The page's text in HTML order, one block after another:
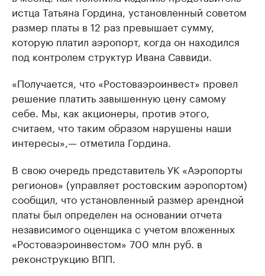
истца Татьяна Гордина, установленный советом
размер платы в 12 раз превышает сумму,
которую платил аэропорт, когда он находился
под контролем структур Ивана Саввиди.
«Получается, что «Ростоваэроинвест» провел
решение платить завышенную цену самому
себе. Мы, как акционеры, против этого,
считаем, что таким образом нарушены наши
интересы»,— отметила Гордина.
В свою очередь представитель УК «Аэропорты
регионов» (управляет ростовским аэропортом)
сообщил, что установленный размер арендной
платы был определен на основании отчета
независимого оценщика с учетом вложенных
«Ростоваэроинвестом» 700 млн руб. в
реконструкцию ВПП.